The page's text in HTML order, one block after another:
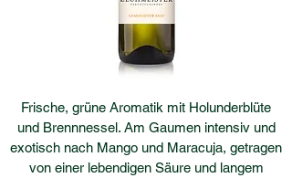
Frische, grüne Aromatik mit Holunderblüte
und Brennnessel. Am Gaumen intensiv und
exotisch nach Mango und Maracuja, getragen
von einer lebendigen Säure und langem